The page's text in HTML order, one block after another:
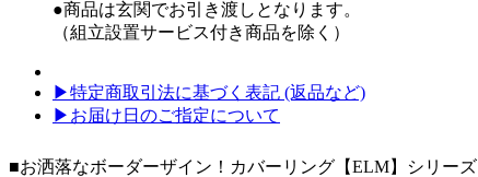
●商品は玄関でお引き渡しとなります。
（組立設置サービス付き商品を除く）
▶特定商取引法に基づく表記 (返品など)
▶お届け日のご指定について
■お洒落なボーダーザイン！カバーリング【ELM】シリーズ